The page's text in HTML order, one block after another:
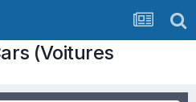
(Voitures